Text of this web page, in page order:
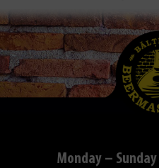
Monday –